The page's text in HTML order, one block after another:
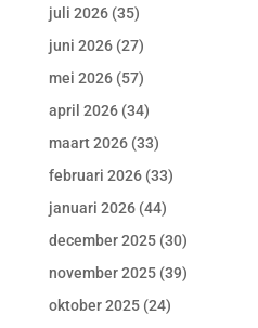
juli 2026(35)
juni 2026(27)
mei 2026(57)
april 2026(34)
maart 2026(33)
februari 2026(33)
januari 2026(44)
december 2025(30)
november 2025(39)
oktober 2025(24)